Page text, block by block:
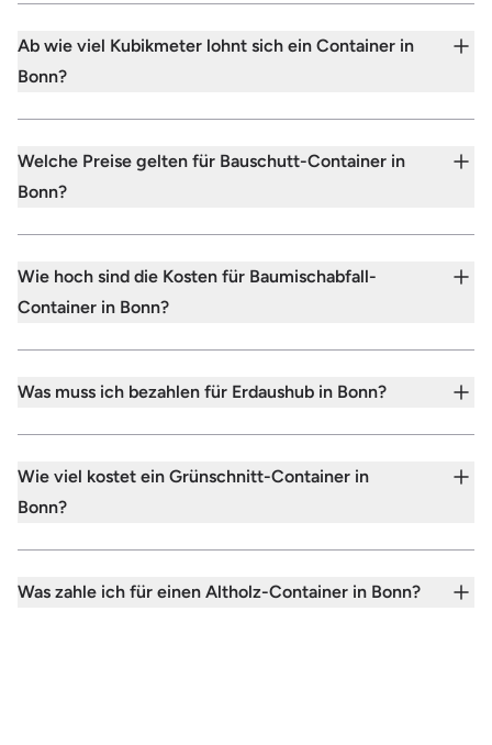
Ab wie viel Kubikmeter lohnt sich ein Container in
Bonn?
Welche Preise gelten für Bauschutt-Container in
Bonn?
Wie hoch sind die Kosten für Baumischabfall-
Container in Bonn?
Was muss ich bezahlen für Erdaushub in Bonn?
Wie viel kostet ein Grünschnitt-Container in
Bonn?
Was zahle ich für einen Altholz-Container in Bonn?